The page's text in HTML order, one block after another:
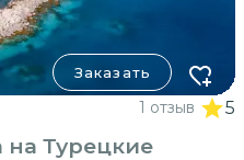
Заказать
1 отзыв 5
на Турецкие